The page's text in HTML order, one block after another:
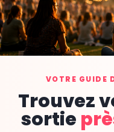
VOTRE GUIDE
Trouvez
sortie